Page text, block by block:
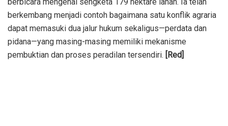
berkembang menjadi contoh bagaimana satu konflik agraria
dapat memasuki dua jalur hukum sekaligus—perdata dan
pidana—yang masing-masing memiliki mekanisme
pembuktian dan proses peradilan tersendiri. [Red]